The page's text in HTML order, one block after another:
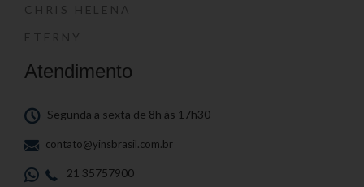
CHRIS HELENA
ETERNY
Atendimento
Segunda a sexta de 8h às 17h30
contato@yinsbrasil.com.br
21 35757900